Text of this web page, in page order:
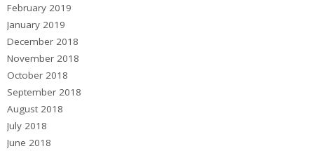
February 2019
January 2019
December 2018
November 2018
October 2018
September 2018
August 2018
July 2018
June 2018